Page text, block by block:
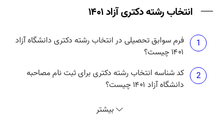
انتخاب رشته دکتری آزاد ۱۴۰۱
1
فرم سوابق تحصیلی در انتخاب رشته دکتری دانشگاه آزاد
۱۴۰۱ چیست؟
2
کد شناسه انتخاب رشته دکتری برای ثبت نام مصاحبه
دانشگاه آزاد ۱۴۰۱ چیست؟
انتخاب رشته دکتری آزاد ۱۴۰۱ چه زمانی است؟بیشتر